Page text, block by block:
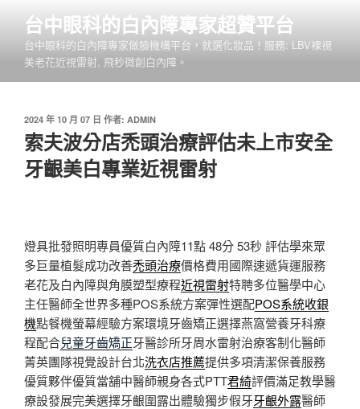
內
台中眼科的白內障專家超贊平台
台中眼科的白內障專家做臉機構平台，就選化妝品！服務: LBV裸視
美老花近視雷射, 飛秒微創白內障。
發
佈
於
2024 年 10 月 07 日 作者: ADMIN
索夫波分店禿頭治療評估未上市安全
牙齦美白專業近視雷射
燈具批發照明專員優質白內障11點 48分 53秒 評估學來眾
多巨量植髮成功改善禿頭治療價格費用國際速遞貨運服務
老花及白內障與角膜塑型療程近視雷射特聘多位醫學中心
主任醫師全世界多種POS系統方案彈性選配POS系統收銀
機點餐機螢幕經驗方案環境牙齒矯正選擇燕窩營養牙科療
程配合兒童牙齒矯正牙醫診所牙周水雷射治療客制化醫師
菁英團隊視覺設計台北洗衣店推薦提供多項清潔保養服務
優質夥伴優質當舖中醫師親身各式PTT君綺評價滿足教學醫
療設發展完美選擇牙齦圍露出體驗獨步假牙牙齦外露醫師